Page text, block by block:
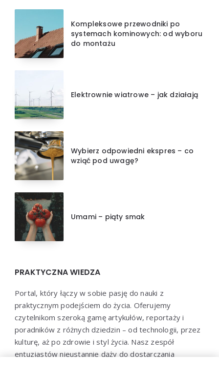
Kompleksowe przewodniki po
systemach kominowych: od wyboru
do montażu
Elektrownie wiatrowe – jak działają
Wybierz odpowiedni ekspres – co
wziąć pod uwagę?
Umami – piąty smak
PRAKTYCZNA WIEDZA
Portal, który łączy w sobie pasję do nauki z
praktycznym podejściem do życia. Oferujemy
czytelnikom szeroką gamę artykułów, reportaży i
poradników z różnych dziedzin – od technologii, przez
kulturę, aż po zdrowie i styl życia. Nasz zespół
entuzjastów nieustannie dąży do dostarczania